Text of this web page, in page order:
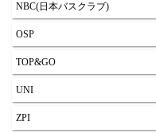
NBC(日本バスクラブ)
OSP
TOP&GO
UNI
ZPI